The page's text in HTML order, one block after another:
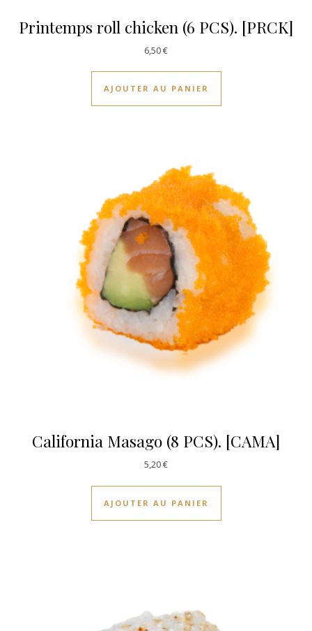
Printemps roll chicken (6 PCS). [PRCK]
6,50€
AJOUTER AU PANIER
California Masago (8 PCS). [CAMA]
5,20€
AJOUTER AU PANIER